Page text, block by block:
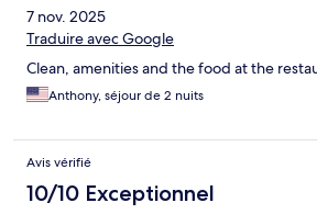
7 nov. 2025
Traduire avec Google
Clean, amenities and the food at the
Anthony, séjour de 2 nuits
Avis vérifié
10/10 Exceptionnel